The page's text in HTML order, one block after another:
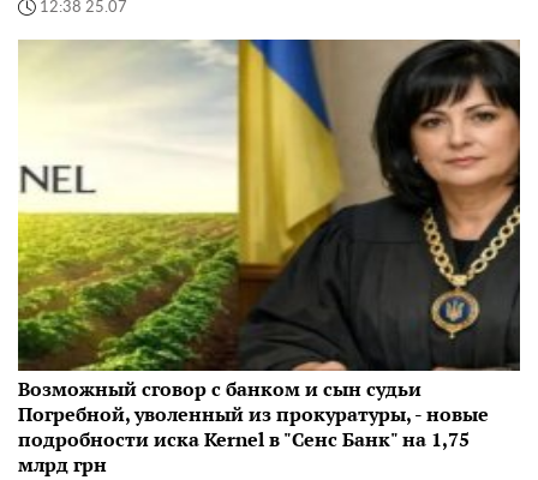
12:38 25.07
Возможный сговор с банком и сын судьи
Погребной, уволенный из прокуратуры, - новые
подробности иска Kernel в "Сенс Банк" на 1,75
млрд грн